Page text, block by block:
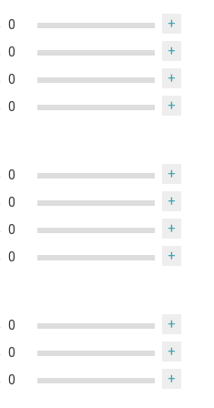
0 +
0 +
0 +
0 +
0 +
0 +
0 +
0 +
0 +
0 +
0 +